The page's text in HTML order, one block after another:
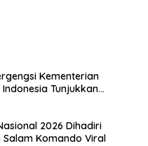
Kementerian
Tunjukkan
2026 Dihadiri
Salam Komando Viral